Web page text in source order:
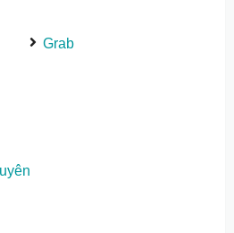
Grab